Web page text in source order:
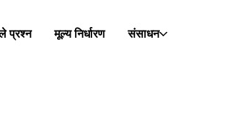
प्रश्न मूल्य निर्धारण संसाधन